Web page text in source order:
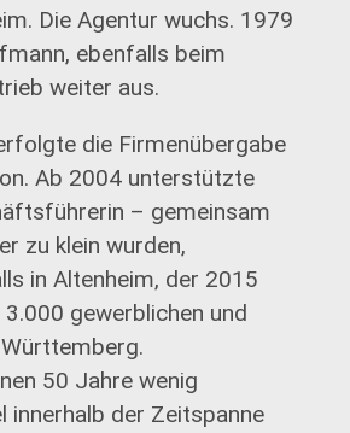
Die Agentur wuchs. 1979
ebenfalls beim
weiter aus.
die Firmenübergabe
Ab 2004 unterstützte
– gemeinsam
zu klein wurden,
in Altenheim, der 2015
gewerblichen und
50 Jahre wenig
innerhalb der Zeitspanne